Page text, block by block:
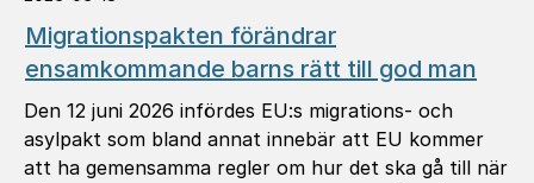
Migrationspakten förändrar
ensamkommande barns rätt till god man
Den 12 juni 2026 infördes EU:s migrations- och
asylpakt som bland annat innebär att EU kommer
att ha gemensamma regler om hur det ska gå till när